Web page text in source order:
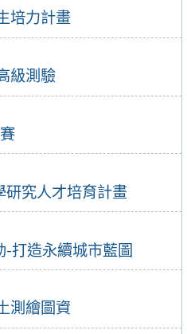
培力計畫
級測驗
研究人才培育計畫
-打造永續城市藍圖
測繪圖資